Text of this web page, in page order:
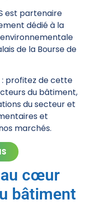
est partenaire
dédié à la
de la Bourse de
: profitez de cette
du bâtiment,
du secteur et
et
marchés.
au cœur
bâtiment